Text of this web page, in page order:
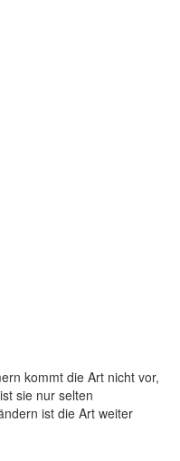
kommt die Art nicht vor,
sie nur selten
ist die Art weiter